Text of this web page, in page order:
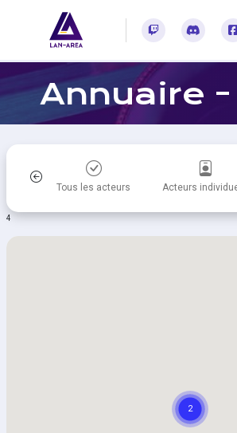
Rejoignez-
Rejoignez-
Rejoignez-
Rejoignez-
Annuaire
Tous les acteurs Acteurs
4